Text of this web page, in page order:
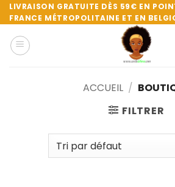
Passer
au
contenu
LIVRAISON GRATUITE DÈS 59€ EN
FRANCE MÉTROPOLITAINE ET EN
ACCUEIL /
FILTRER